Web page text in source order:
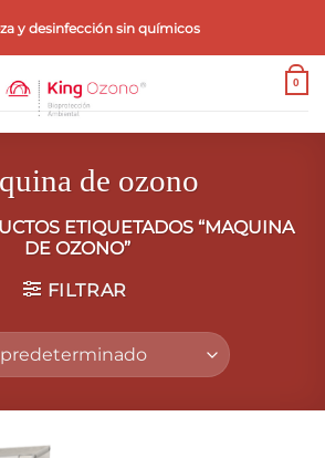
y desinfección sin químicos
0
de ozono
ETIQUETADOS “MAQUINA
DE OZONO”
FILTRAR